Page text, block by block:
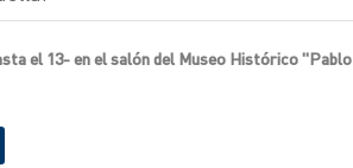
el 13- en el salón del Museo Histórico